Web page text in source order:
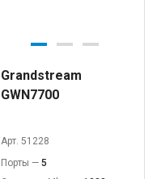
Grandstream
GWN7700
Арт. 51228
Порты — 5